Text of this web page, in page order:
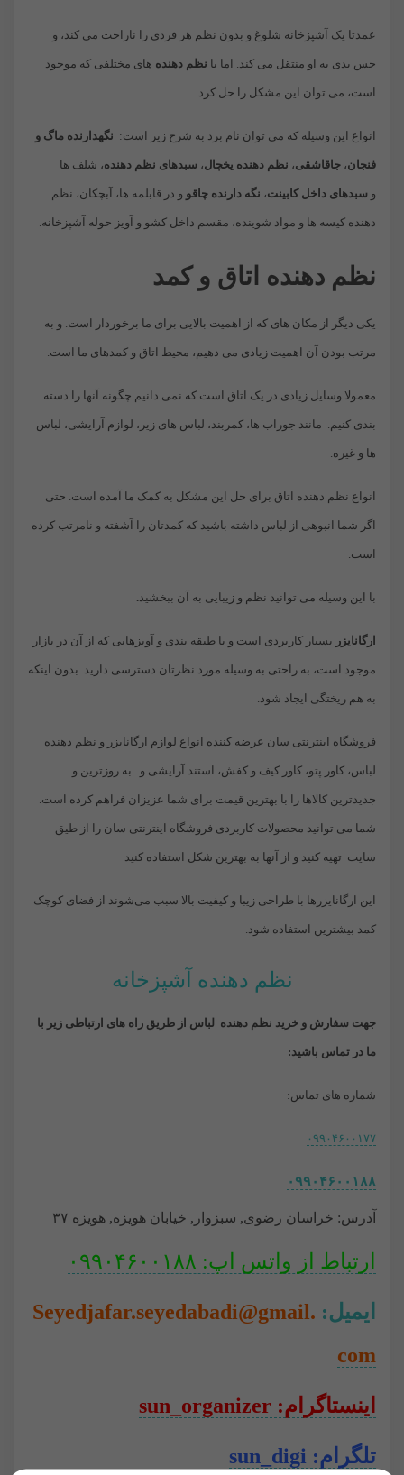
عمدتا یک آشپزخانه شلوغ و بدون نظم هر فردی را ناراحت می کند، و
حس بدی به او منتقل می کند. اما با نظم دهنده های مختلفی که موجود
است، می توان این مشکل را حل کرد.
انواع این وسیله که می توان نام برد به شرح زیر است: نگهدارنده ماگ و
فنجان، جاقاشقی، نظم دهنده یخچال، سبدهای نظم دهنده، شلف ها
و سبدهای داخل کابینت، نگه دارنده چاقو و در قابلمه ها، آبچکان، نظم
دهنده کیسه ها و مواد شوینده، مقسم داخل کشو و آویز حوله آشپزخانه.
نظم دهنده اتاق و کمد
یکی دیگر از مکان های که از اهمیت بالایی برای ما برخوردار است. و به
مرتب بودن آن اهمیت زیادی می دهیم، محیط اتاق و کمدهای ما است.
معمولا وسایل زیادی در یک اتاق است که نمی دانیم چگونه آنها را دسته
بندی کنیم. مانند جوراب ها، کمربند، لباس های زیر، لوازم آرایشی، لباس
ها و غیره.
انواع نظم دهنده اتاق برای حل این مشکل به کمک ما آمده است. حتی
اگر شما انبوهی از لباس داشته باشید که کمدتان را آشفته و نامرتب کرده
است.
با این وسیله می توانید نظم و زیبایی به آن ببخشید.
ارگانایزر بسیار کاربردی است و با طبقه بندی و آویزهایی که از آن در بازار
موجود است، به راحتی به وسیله مورد نظرتان دسترسی دارید. بدون اینکه
به هم ریختگی ایجاد شود.
فروشگاه اینترنتی سان عرضه کننده انواع لوازم ارگانایزر و نظم دهنده
لباس، کاور پتو، کاور کیف و کفش، استند آرایشی و.. به روزترین و
جدیدترین کالاها را با بهترین قیمت برای شما عزیزان فراهم کرده است.
شما می توانید محصولات کاربردی فروشگاه اینترنتی سان را از طیق
سایت تهیه کنید و از آنها به بهترین شکل استفاده کنید
این ارگانایزرها با طراحی زیبا و کیفیت بالا سبب می‌شوند از فضای کوچک
کمد بیشترین استفاده شود.
نظم دهنده آشپزخانه
جهت سفارش و خرید نظم دهنده لباس از طریق راه های ارتباطی زیر با
ما در تماس باشید:
شماره های تماس:
۰۹۹۰۴۶۰۰۱۷۷
۰۹۹۰۴۶۰۰۱۸۸
آدرس: خراسان رضوی, سبزوار, خیابان هویزه, هویزه ۳۷
ارتباط از واتس اپ: ۰۹۹۰۴۶۰۰۱۸۸
ایمیل: Seyedjafar.seyedabadi@gmail.
com
اینستاگرام: sun_organizer
تلگرام: sun_digi